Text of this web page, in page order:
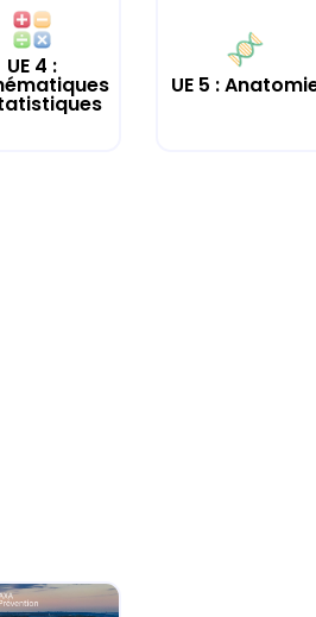
UE 4 :
UE 5 :